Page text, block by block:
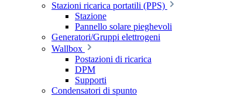
Stazioni ricarica portatili (PPS)
Stazione
Pannello solare pieghevoli
Generatori/Gruppi elettrogeni
Wallbox
Postazioni di ricarica
DPM
Supporti
Condensatori di spunto